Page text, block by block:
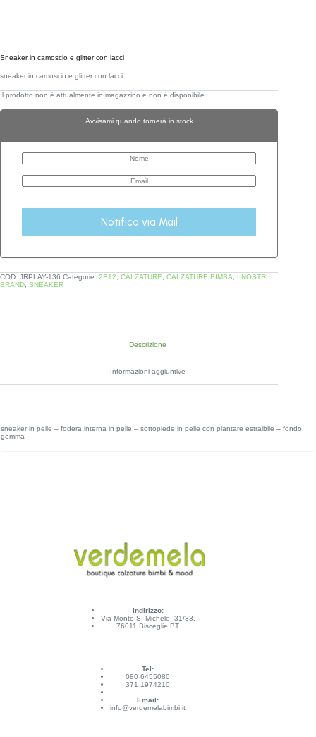
Sneaker in camoscio e glitter con lacci
sneaker in camoscio e glitter con lacci
Il prodotto non è attualmente in magazzino e non è disponibile.
Avvisami quando tornerà in stock
Notifica via Mail
COD: JRPLAY-136 Categorie: 2B12 CALZATURE CALZATURE BIMBA
I NOSTRI
BRAND SNEAKER
Descrizione
Informazioni aggiuntive
sneaker in pelle – fodera interna in pelle – sottopiede in pelle con plantare estraibile – fondo
gomma
Indirizzo:
Via Monte S. Michele, 31/33,
76011 Bisceglie BT
Tel:
080 6455080
371 1974210
Email:
info@verdemelabimbi.it